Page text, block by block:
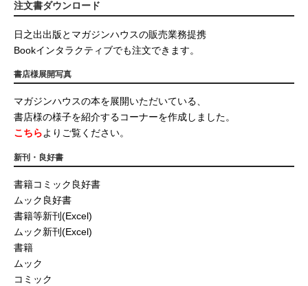
注文書ダウンロード
日之出出版とマガジンハウスの販売業務提携
Bookインタラクティブでも注文できます。
書店様展開写真
マガジンハウスの本を展開いただいている、
書店様の様子を紹介するコーナーを作成しました。
こちらよりご覧ください。
新刊・良好書
書籍コミック良好書
ムック良好書
書籍等新刊(Excel)
ムック新刊(Excel)
書籍
ムック
コミック